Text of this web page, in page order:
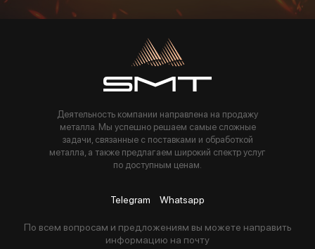
Пользуясь данной формой вы соглашаетесь с политикой компании
Деятельность компании направлена на продажу
металла. Мы успешно решаем самые сложные
задачи, связанные с поставками и обработкой
металла, а также предлагаем широкий спектр услуг
по доступным ценам.
Telegram Whatsapp
По всем вопросам и предложениям вы можете направить
информацию на почту